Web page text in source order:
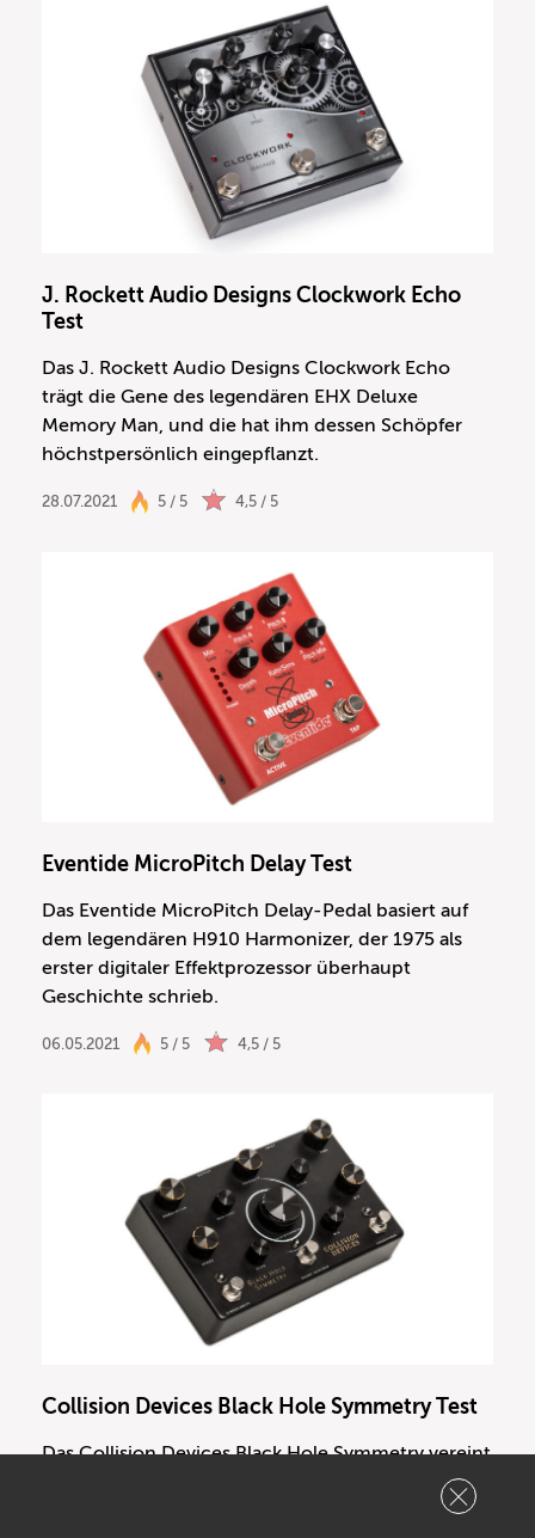
J. Rockett Audio Designs Clockwork Echo
Test
Das J. Rockett Audio Designs Clockwork Echo
trägt die Gene des legendären EHX Deluxe
Memory Man, und die hat ihm dessen Schöpfer
höchstpersönlich eingepflanzt.
28.07.2021 5 / 5 4,5 / 5
Eventide MicroPitch Delay Test
Das Eventide MicroPitch Delay-Pedal basiert auf
dem legendären H910 Harmonizer, der 1975 als
erster digitaler Effektprozessor überhaupt
Geschichte schrieb.
06.05.2021 5 / 5 4,5 / 5
Collision Devices Black Hole Symmetry Test
Das Collision Devices Black Hole Symmetry vereint
Fuzz, Echo und Hall in einem Pedal und erweist